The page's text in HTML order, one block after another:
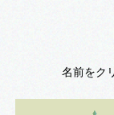
名前をク